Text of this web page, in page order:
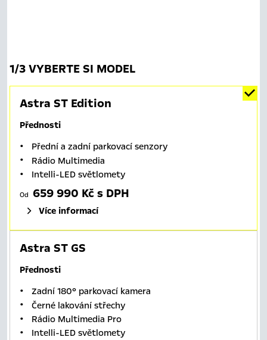
1/3 VYBERTE SI MODEL
Astra ST Edition
Přednosti
Přední a zadní parkovací senzory
Rádio Multimedia
Intelli-LED světlomety
Od 659 990 Kč s DPH
Více informací
Astra ST GS
Přednosti
Zadní 180° parkovací kamera
Černé lakování střechy
Rádio Multimedia Pro
Intelli-LED světlomety